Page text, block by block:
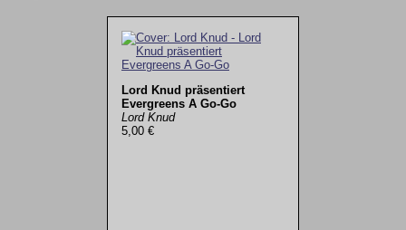
Lord Knud präsentiert
Evergreens A Go-Go
Lord Knud
5,00 €